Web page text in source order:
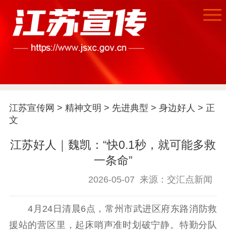
江苏要闻
江苏宣传网 > 精神文明 > 先进典型 > 身边好人 > 正
文
江苏好人｜魏凯：“快0.1秒，就可能多救
一条命”
2026-05-07 来源：交汇点新闻
4月24日清晨6点，常州市武进区府东路消防救
援站的营区里，起床哨声准时划破宁静。特勤分队